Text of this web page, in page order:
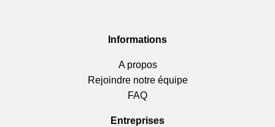
Informations
A propos
Rejoindre notre équipe
FAQ
Entreprises